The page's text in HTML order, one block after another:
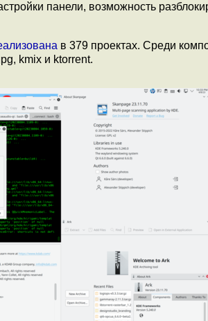
панели, возможность
в 379 проектах. Среди
kmix и ktorrent.